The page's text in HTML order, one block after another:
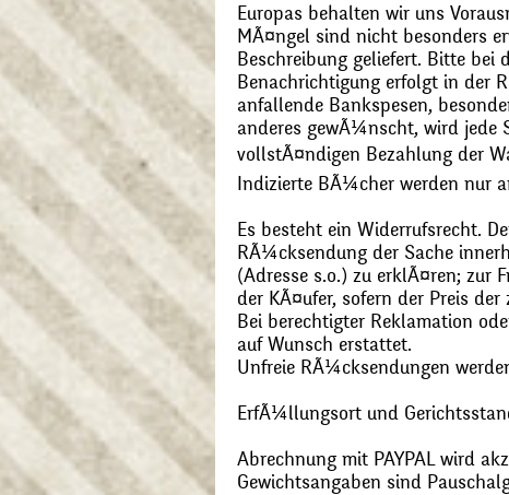
Europas behalten wir uns
MÃ¤ngel sind nicht besonders
Beschreibung geliefert. Bitte bei
Benachrichtigung erfolgt in der
anfallende Bankspesen,
anderes gewÃ¼nscht, wird jede
vollstÃ¤ndigen Bezahlung der
Indizierte BÃ¼cher werden nur
Es besteht ein Widerrufsrecht.
RÃ¼cksendung der Sache
(Adresse s.o.) zu erklÃ¤ren; zur
der KÃ¤ufer, sofern der Preis
Bei berechtigter Reklamation
auf Wunsch erstattet.
Unfreie RÃ¼cksendungen
ErfÃ¼llungsort und
Abrechnung mit PAYPAL wird
Gewichtsangaben sind